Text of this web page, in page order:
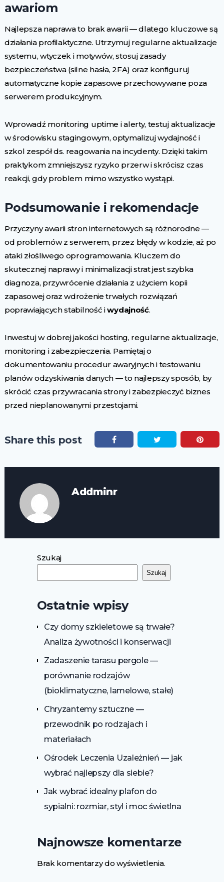
awariom
Najlepsza naprawa to brak awarii — dlatego kluczowe są
działania profilaktyczne. Utrzymuj regularne aktualizacje
systemu, wtyczek i motywów, stosuj zasady
bezpieczeństwa (silne hasła, 2FA) oraz konfiguruj
automatyczne kopie zapasowe przechowywane poza
serwerem produkcyjnym.
Wprowadź monitoring uptime i alerty, testuj aktualizacje
w środowisku stagingowym, optymalizuj wydajność i
szkol zespół ds. reagowania na incydenty. Dzięki takim
praktykom zmniejszysz ryzyko przerw i skrócisz czas
reakcji, gdy problem mimo wszystko wystąpi.
Podsumowanie i rekomendacje
Przyczyny awarii stron internetowych są różnorodne —
od problemów z serwerem, przez błędy w kodzie, aż po
ataki złośliwego oprogramowania. Kluczem do
skutecznej naprawy i minimalizacji strat jest szybka
diagnoza, przywrócenie działania z użyciem kopii
zapasowej oraz wdrożenie trwałych rozwiązań
poprawiających stabilność iwydajność.
Inwestuj w dobrej jakości hosting, regularne aktualizacje,
monitoring i zabezpieczenia. Pamiętaj o
dokumentowaniu procedur awaryjnych i testowaniu
planów odzyskiwania danych — to najlepszy sposób, by
skrócić czas przywracania strony i zabezpieczyć biznes
przed nieplanowanymi przestojami.
Share this post
Addminr
Szukaj
Szukaj
Ostatnie wpisy
Czy domy szkieletowe są trwałe?
Analiza żywotności i konserwacji
Zadaszenie tarasu pergole —
porównanie rodzajów
(bioklimatyczne, lamelowe, stałe)
Chryzantemy sztuczne —
przewodnik po rodzajach i
materiałach
Ośrodek Leczenia Uzależnień — jak
wybrać najlepszy dla siebie?
Jak wybrać idealny plafon do
sypialni: rozmiar, styl i moc świetlna
Najnowsze komentarze
Brak komentarzy do wyświetlenia.